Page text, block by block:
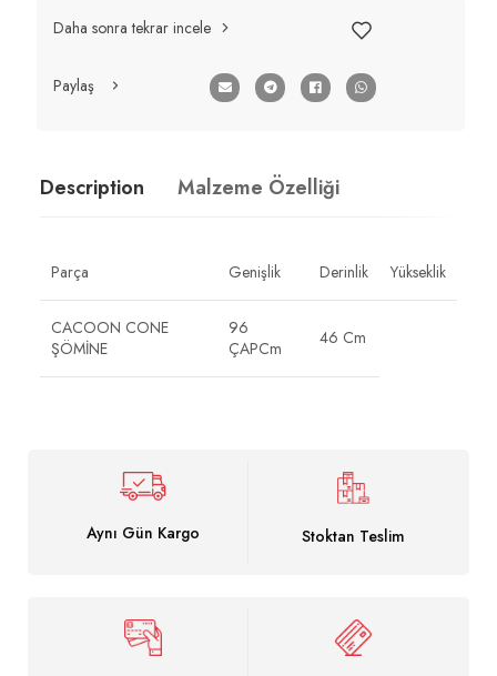
Daha sonra tekrar incele
Paylaş
Description Malzeme Özelliği
Parça Genişlik Derinlik Yükseklik
CACOON CONE
ŞÖMİNE
96
ÇAPCm
46 Cm
Aynı Gün Kargo Stoktan Teslim